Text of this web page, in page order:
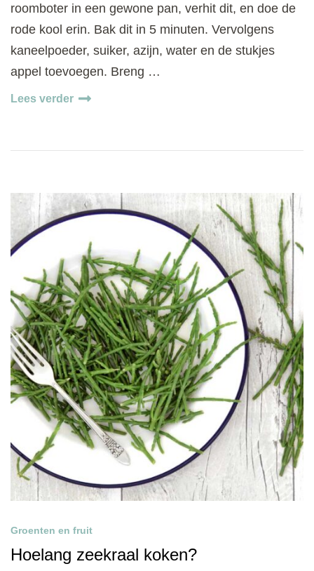
roomboter in een gewone pan, verhit dit, en doe de
rode kool erin. Bak dit in 5 minuten. Vervolgens
kaneelpoeder, suiker, azijn, water en de stukjes
appel toevoegen. Breng …
Lees verder
Groenten en fruit
Hoelang zeekraal koken?